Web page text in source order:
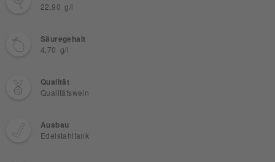
22,90 g/l
Säuregehalt
4,70 g/l
Qualität
Qualitätswein
Ausbau
Edelstahltank